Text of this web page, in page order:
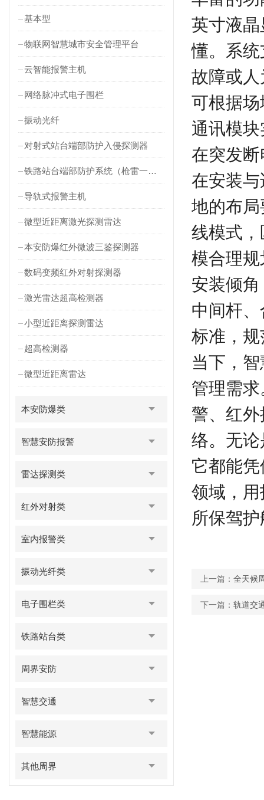
基本型
物联网智慧城市安全管理平台
云智能报警主机
网络脉冲式电子围栏
振动光纤
对射式站台端部防护入侵探测器
铁路站台端部防护系统（枪雷一体）
导轨式报警主机
微型近距离激光探测雷达
本安防爆红外微波三鉴探测器
数码变频红外对射探测器
激光雷达超高检测器
小型近距离探测雷达
超高检测器
微型近距离雷达
本安防爆类
智慧安防报警
雷达探测类
红外对射类
室内报警类
振动光纤类
电子围栏类
铁路站台类
周界安防
智慧交通
智慧能源
其他周界
英寸液
懂。系
故障或
可根据
通讯模
在突发
在安装
地的布
线模式
模合理
安装倾
中间杆
标准，
当下，
管理需
警、红
络。无
它都能
领域，
所保驾
上一篇： 全天候
下一篇： 轨道交